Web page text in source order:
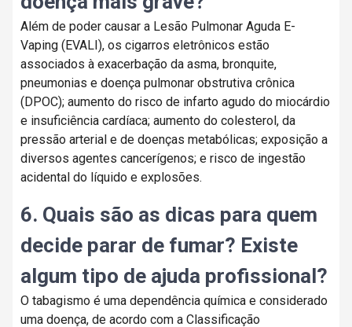
Além de poder causar a Lesão Pulmonar Aguda E-
Vaping (EVALI), os cigarros eletrônicos estão
associados à exacerbação da asma, bronquite,
pneumonias e doença pulmonar obstrutiva crônica
(DPOC); aumento do risco de infarto agudo do miocárdio
e insuficiência cardíaca; aumento do colesterol, da
pressão arterial e de doenças metabólicas; exposição a
diversos agentes cancerígenos; e risco de ingestão
acidental do líquido e explosões.
6. Quais são as dicas para quem
decide parar de fumar? Existe
algum tipo de ajuda profissional?
O tabagismo é uma dependência química e considerado
uma doença, de acordo com a Classificação